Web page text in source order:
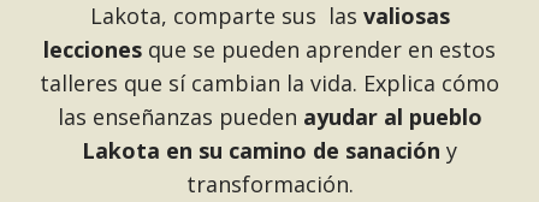
Lakota, comparte sus las valiosas
lecciones que se pueden aprender en estos
talleres que sí cambian la vida. Explica cómo
las enseñanzas pueden ayudar al pueblo
Lakota en su camino de sanación y
transformación.